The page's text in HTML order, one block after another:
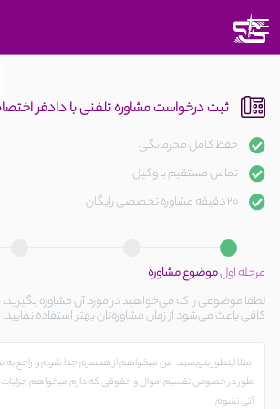
ثبت درخواست مشاوره تلفنی با دادفر
حفظ کامل محرمانگی
تماس مستقیم با وکیل
20 دقیقه مشاوره تخصصی رایگان
مرحله اولموضوع مشاوره
لطفا موضوعی را که می‌خواهید در مورد آن مشاوره
کافی باعث می‌شود از زمان مشاوره‌تان بهتر استفاده نمایید.
متوجه
شدم